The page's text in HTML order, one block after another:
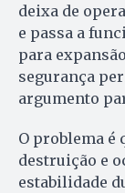
deixa de
e passa a
para
segurança
argumento
O problema é
destruição e
estabilidade